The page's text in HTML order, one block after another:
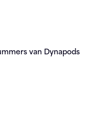
van Dynapods